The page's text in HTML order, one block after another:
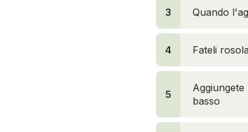
3 Quando
4 Fateli
5
basso